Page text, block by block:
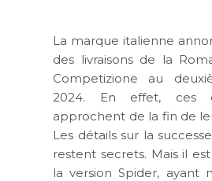
La marque italienne
des livraisons de la
Competizione au
2024. En effet, ces
approchent de la fin de
Les détails sur la
restent secrets. Mais il
la version Spider, ayant